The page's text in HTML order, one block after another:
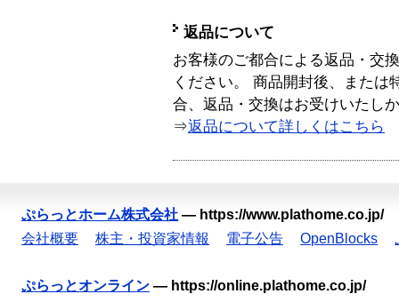
返品について
お客様のご都合による返品・交
ください。 商品開封後、または
合、返品・交換はお受けいたし
⇒返品について詳しくはこちら
ぷらっとホーム株式会社 — https://www.plathome.co.jp/
会社概要
株主・投資家情報 電子公告 OpenBlocks
ぷらっとオンライン — https://online.plathome.co.jp/